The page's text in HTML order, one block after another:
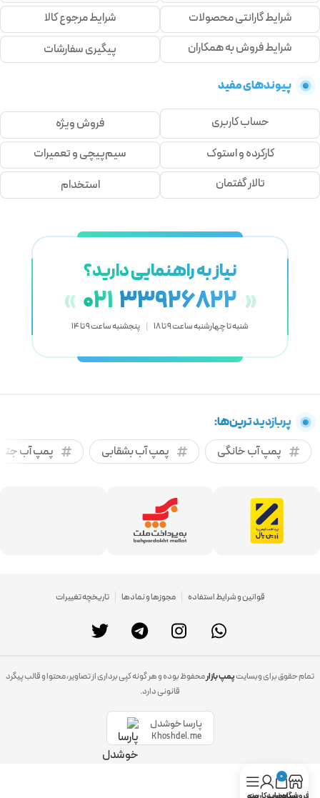
شرایط گارانتی محصولات
شرایط مرجوع کالا
شرایط فروش به همکاران
پیگیری سفارشات
پیوندهای مفید
حساب کاربری
فروش ویژه
کارکرده و استوک
سیم‌پیچی و تعمیرات
تالار گفتمان
استخدام
نیاز به راهنمایی دارید؟
« 021 33926822 »
شنبه تا چهارشنبه ساعت 9 تا 18 | پنجشنبه ساعت 9 تا 14
پربازدید ترین‌ها:
پمپ آب خانگی
پمپ آب بشقابی پمپ آب
قوانین و شرایط استفاده مجوزها و نمادها تاریخچه تغییرات
تمام حقوق برای وبسایتپمپ بازارمحفوظ بوده و هر گونه کپی برداری از تصاویر، محتوا و قالب پیگرد
قانونی دارد.
پارسا خوشدل
Khoshdel.me
0